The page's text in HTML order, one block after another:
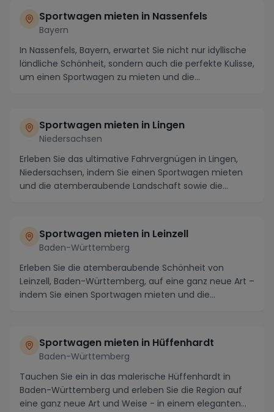
Sportwagen mieten in Nassenfels
Bayern
In Nassenfels, Bayern, erwartet Sie nicht nur idyllische
ländliche Schönheit, sondern auch die perfekte Kulisse,
um einen Sportwagen zu mieten und die...
Sportwagen mieten in Lingen
Niedersachsen
Erleben Sie das ultimative Fahrvergnügen in Lingen,
Niedersachsen, indem Sie einen Sportwagen mieten
und die atemberaubende Landschaft sowie die
Sportwagen mieten in Leinzell
Baden-Württemberg
Erleben Sie die atemberaubende Schönheit von
Leinzell, Baden-Württemberg, auf eine ganz neue Art –
indem Sie einen Sportwagen mieten und die
Sportwagen mieten in Hüffenhardt
Baden-Württemberg
Tauchen Sie ein in das malerische Hüffenhardt in
Baden-Württemberg und erleben Sie die Region auf
eine ganz neue Art und Weise - in einem eleganten